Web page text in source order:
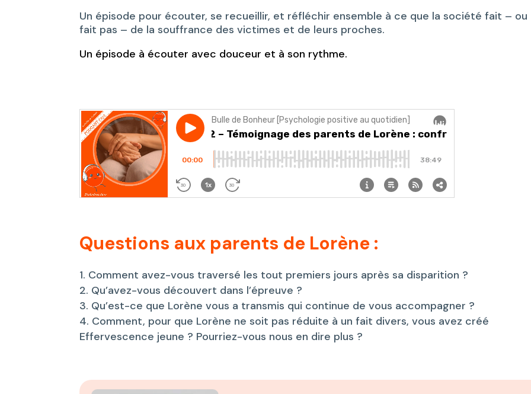
Un épisode pour écouter, se recueillir, et réfléchir ensemble à ce que la société fait – ou
fait pas – de la souffrance des victimes et de leurs proches.
Un épisode à écouter avec douceur et à son rythme.
Questions aux parents de Lorène :
Comment avez-vous traversé les tout premiers jours après sa disparition ?
Qu’avez-vous découvert dans l’épreuve ?
Qu’est-ce que Lorène vous a transmis qui continue de vous accompagner ?
Comment, pour que Lorène ne soit pas réduite à un fait divers, vous avez créé
Effervescence jeune ? Pourriez-vous nous en dire plus ?